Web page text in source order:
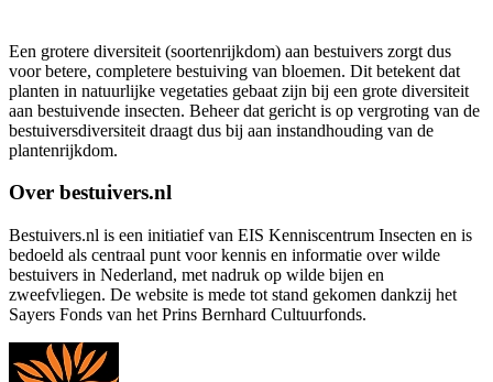
Een grotere diversiteit (soortenrijkdom) aan bestuivers zorgt dus
voor betere, completere bestuiving van bloemen. Dit betekent dat
planten in natuurlijke vegetaties gebaat zijn bij een grote diversiteit
aan bestuivende insecten. Beheer dat gericht is op vergroting van de
bestuiversdiversiteit draagt dus bij aan instandhouding van de
plantenrijkdom.
Over bestuivers.nl
Bestuivers.nl is een initiatief van EIS Kenniscentrum Insecten en is
bedoeld als centraal punt voor kennis en informatie over wilde
bestuivers in Nederland, met nadruk op wilde bijen en
zweefvliegen. De website is mede tot stand gekomen dankzij het
Sayers Fonds van het Prins Bernhard Cultuurfonds.